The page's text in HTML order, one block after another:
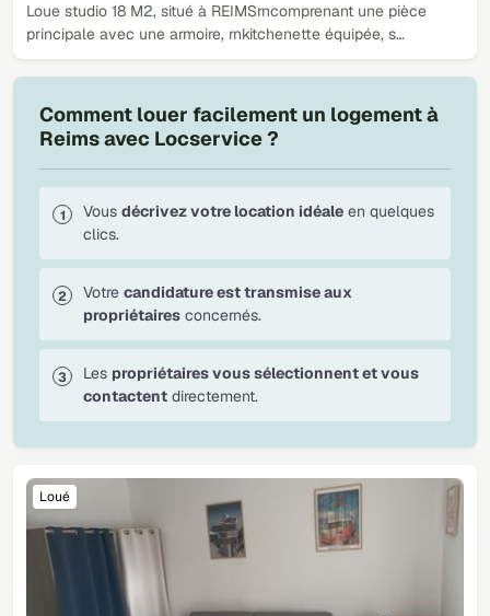
Loue studio 18 M2, situé à REIMSrncomprenant une pièce
principale avec une armoire, rnkitchenette équipée, s…
Loué
Comment louer facilement un logement à
Reims avec Locservice ?
Vous décrivez votre location idéale en quelques
clics.
Votre candidature est transmise aux
propriétaires concernés.
Les propriétaires vous sélectionnent et vous
contactent directement.